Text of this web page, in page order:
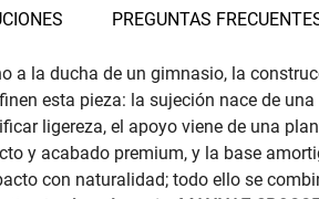
PREGUNTAS
a la ducha de un gimnasio, la
esta pieza: la sujeción nace de
ligereza, el apoyo viene de una
y acabado premium, y la base
con naturalidad; todo ello se